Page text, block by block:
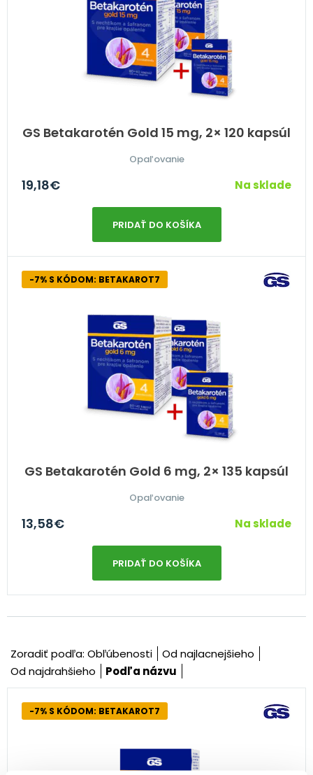
GS Betakarotén Gold 15 mg, 2× 120 kapsúl
Opaľovanie
19,18€ Na sklade
PRIDAŤ DO KOŠÍKA
GS Betakarotén Gold 6 mg, 2× 135 kapsúl
-7% S KÓDOM: BETAKAROT7
Opaľovanie
13,58€ Na sklade
PRIDAŤ DO KOŠÍKA
Zoradiť podľa: Obľúbenosti
Od najlacnejšieho
Od najdrahšieho
Podľa názvu
-7% S KÓDOM: BETAKAROT7